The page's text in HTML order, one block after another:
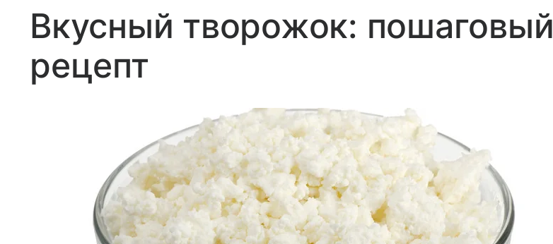
Вкусный творожок: пошаговый
рецепт